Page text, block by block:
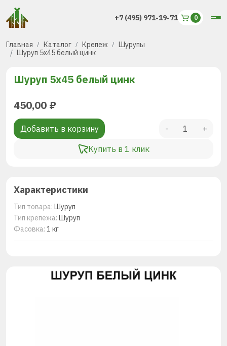
+7 (495) 971-19-71
Главная Каталог Крепеж
Шурупы
Шуруп 5х45 белый цинк
Шуруп 5х45 белый цинк
450,00 ₽
Добавить в корзину
Купить в 1 клик
- +
Характеристики
Тип товара: Шуруп
Тип крепежа: Шуруп
Фасовка: 1 кг